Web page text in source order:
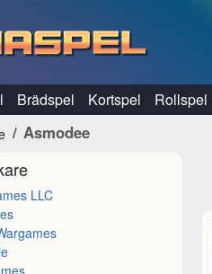
Brädspel Kortspel Rollspel
Asmodee
LLC